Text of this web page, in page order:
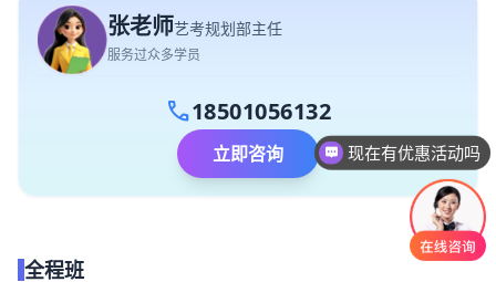
张老师艺考规划部主任
服务过众多学员
call18501056132
立即咨询
全程班
现在有优惠活动吗